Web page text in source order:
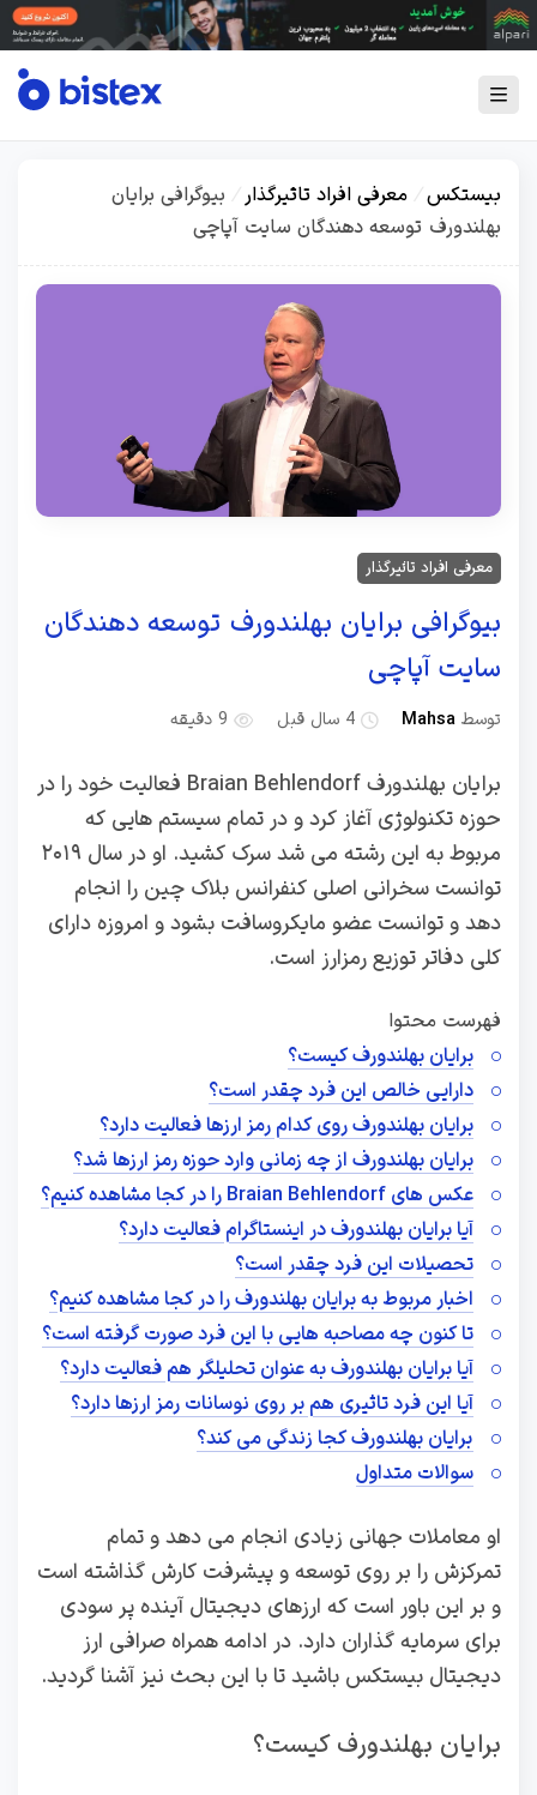
بیستکس معرفی افراد تاثیرگذار
بیوگرافی برایان
بهلندورف توسعه دهندگان سایت آپاچی
معرفی افراد تاثیرگذار
بیوگرافی برایان بهلندورف توسعه دهندگان
سایت آپاچی
توسط Mahsa 4 سال قبل 9 دقیقه
برایان بهلندورف Braian Behlendorf فعالیت خود را در
حوزه تکنولوژی آغاز کرد و در تمام سیستم هایی که
مربوط به این رشته می شد سرک کشید. او در سال ۲۰۱۹
توانست سخرانی اصلی کنفرانس بلاک چین را انجام
دهد و توانست عضو مایکروسافت بشود و امروزه دارای
کلی دفاتر توزیع رمزارز است.
فهرست محتوا
برایان بهلندورف کیست؟
دارایی خالص این فرد چقدر است؟
برایان بهلندورف روی کدام رمز ارزها فعالیت دارد؟
برایان بهلندورف از چه زمانی وارد حوزه رمز ارزها شد؟
عکس های Braian Behlendorf را در کجا مشاهده کنیم؟
آیا برایان بهلندورف در اینستاگرام فعالیت دارد؟
تحصیلات این فرد چقدر است؟
اخبار مربوط به برایان بهلندورف را در کجا مشاهده کنیم؟
تا کنون چه مصاحبه هایی با این فرد صورت گرفته است؟
آیا برایان بهلندورف به عنوان تحلیلگر هم فعالیت دارد؟
آیا این فرد تاثیری هم بر روی نوسانات رمز ارزها دارد؟
برایان بهلندورف کجا زندگی می کند؟
سوالات متداول
او معاملات جهانی زیادی انجام می دهد و تمام
تمرکزش را بر روی توسعه و پیشرفت کارش گذاشته است
و بر این باور است که ارزهای دیجیتال آینده پر سودی
برای سرمایه گذاران دارد. در ادامه همراه صرافی ارز
دیجیتال بیستکس باشید تا با این بحث نیز آشنا گردید.
برایان بهلندورف کیست؟